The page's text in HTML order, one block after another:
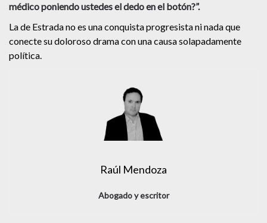
médico poniendo ustedes el dedo en el botón?”.
La de Estrada no es una conquista progresista ni nada que
conecte su doloroso drama con una causa solapadamente
política.
Raúl Mendoza
Abogado y escritor